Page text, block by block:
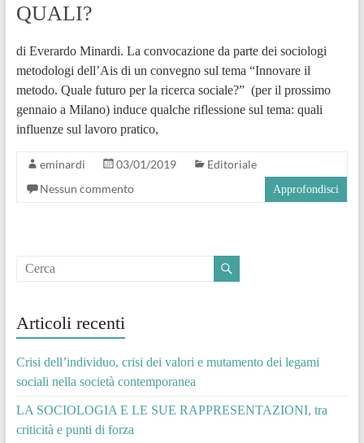
QUALI?
di Everardo Minardi. La convocazione da parte dei sociologi
metodologi dell’Ais di un convegno sul tema “Innovare il
metodo. Quale futuro per la ricerca sociale?” (per il prossimo
gennaio a Milano) induce qualche riflessione sul tema: quali
influenze sul lavoro pratico,
eminardi 03/01/2019
Editoriale
Nessun commento
Approfondisci
Articoli recenti
Crisi dell’individuo, crisi dei valori e mutamento dei legami
sociali nella società contemporanea
LA SOCIOLOGIA E LE SUE RAPPRESENTAZIONI, tra
criticità e punti di forza